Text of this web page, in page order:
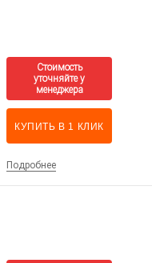
КУПИТЬ В 1 КЛИК
Подробнее